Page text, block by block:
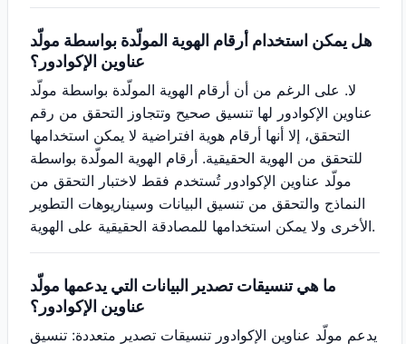
هل يمكن استخدام أرقام الهوية المولّدة بواسطة مولّد
عناوين الإكوادور؟
لا. على الرغم من أن أرقام الهوية المولّدة بواسطة مولّد
عناوين الإكوادور لها تنسيق صحيح وتتجاوز التحقق من رقم
التحقق، إلا أنها أرقام هوية افتراضية لا يمكن استخدامها
للتحقق من الهوية الحقيقية. أرقام الهوية المولّدة بواسطة
مولّد عناوين الإكوادور تُستخدم فقط لاختبار التحقق من
النماذج والتحقق من تنسيق البيانات وسيناريوهات التطوير
الأخرى ولا يمكن استخدامها للمصادقة الحقيقية على الهوية.
ما هي تنسيقات تصدير البيانات التي يدعمها مولّد
عناوين الإكوادور؟
يدعم مولّد عناوين الإكوادور تنسيقات تصدير متعددة: تنسيق